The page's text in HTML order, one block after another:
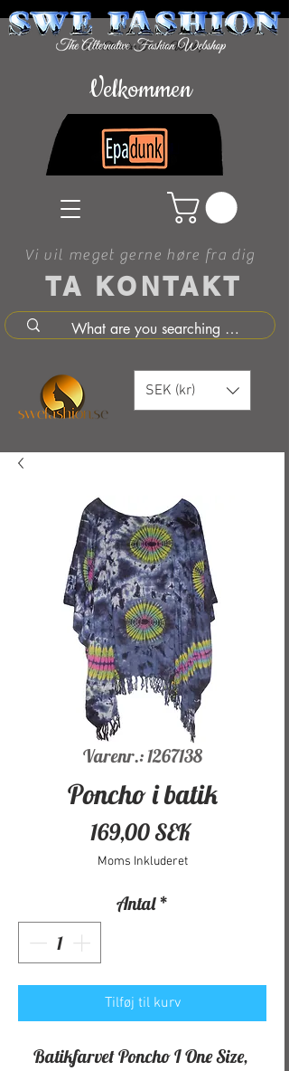
TA KONTAKT
Vi vil meget gerne høre fra dig
Velkommen
SEK (kr)
Varenr.: 1267138
Poncho i batik
169,00 SEKPris
Moms Inkluderet
Antal *
Tilføj til kurv
Batikfarvet Poncho I One Size,